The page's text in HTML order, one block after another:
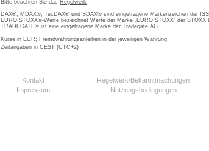
Bitte beachten Sie das Regelwerk
DAX®, MDAX®, TecDAX® und SDAX® sind eingetragene Markenzeichen der
EURO STOXX®-Werte bezeichnet Werte der Marke „EURO STOXX“ der STOXX
TRADEGATE® ist eine eingetragene Marke der Tradegate AG
Kurse in EUR; Fremdwährungsanleihen in der jeweiligen Währung
Zeitangaben in CEST (UTC+2)
Kontakt Regelwerk/Bekanntmachungen
Impressum
Nutzungsbedingungen